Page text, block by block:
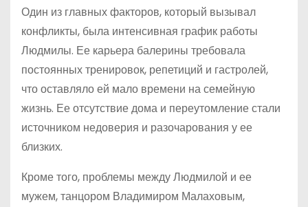
Один из главных факторов, который вызывал
конфликты, была интенсивная график работы
Людмилы. Ее карьера балерины требовала
постоянных тренировок, репетиций и гастролей,
что оставляло ей мало времени на семейную
жизнь. Ее отсутствие дома и переутомление стали
источником недоверия и разочарования у ее
близких.
Кроме того, проблемы между Людмилой и ее
мужем, танцором Владимиром Малаховым,